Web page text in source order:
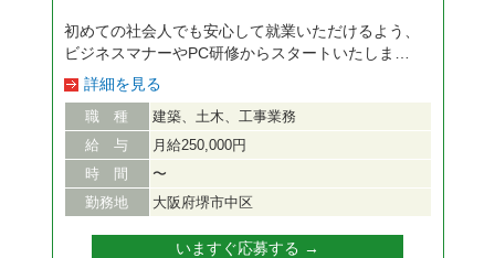
養所利用 ・資格取得支援制度
初めての社会人でも安心して就業いただけるよう、
ビジネスマナーやPC研修からスタートいたしま
す！ 研修終了後は徐々に仕事に慣れていただき、
ゆくゆくは建設プロジェクトマネージャーとして、
街で見かけるビル、マンション、ショッピングセン
ターなど地図に残る大規模な建設の舵をとる人材に
成長していただきます！！ 【具体的な業務】 ■提
出書類作成 行政から「工事をしてOK」という許可
をもらうための書類を作成していただきます。 ■工
たかを写真に撮って記録します。 ■事務書類作成
詳細を見る
職 種
建築、土木、工事業務
給 与
月給250,000円
時 間
〜
勤務地
大阪府堺市中区
いますぐ応募する →